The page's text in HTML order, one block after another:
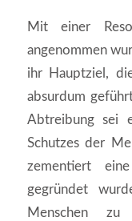
Mit einer
angenommen
ihr Hauptziel,
absurdum
Abtreibung sei
Schutzes der
zementiert
gegründet
Menschen zu